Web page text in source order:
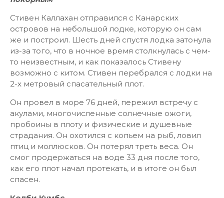
Стивен Каллахан отправился с Канарских
островов на небольшой лодке, которую он сам
же и построил. Шесть дней спустя лодка затонула
из-за того, что в ночное время столкнулась с чем-
то неизвестным, и как показалось Стивену
возможно с китом. Стивен перебрался с лодки на
2-х метровый спасательный плот.
Он провел в море 76 дней, пережил встречу с
акулами, многочисленные солнечные ожоги,
пробоины в плоту и физические и душевные
страдания. Он охотился с копьем на рыб, ловил
птиц и моллюсков. Он потерял треть веса. Он
смог продержаться на воде 33 дня после того,
как его плот начал протекать, и в итоге он был
спасен.